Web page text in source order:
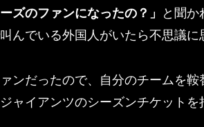
ズのファンになったの？」
と聞か
んでいる外国人がいたら不思議に
ンだったので、自分のチームを
ャイアンツのシーズンチケットを